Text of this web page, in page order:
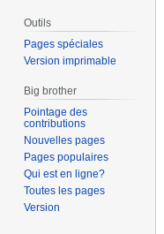
Outils
Pages spéciales
Version imprimable
Big brother
Pointage des
contributions
Nouvelles pages
Pages populaires
Qui est en ligne?
Toutes les pages
Version